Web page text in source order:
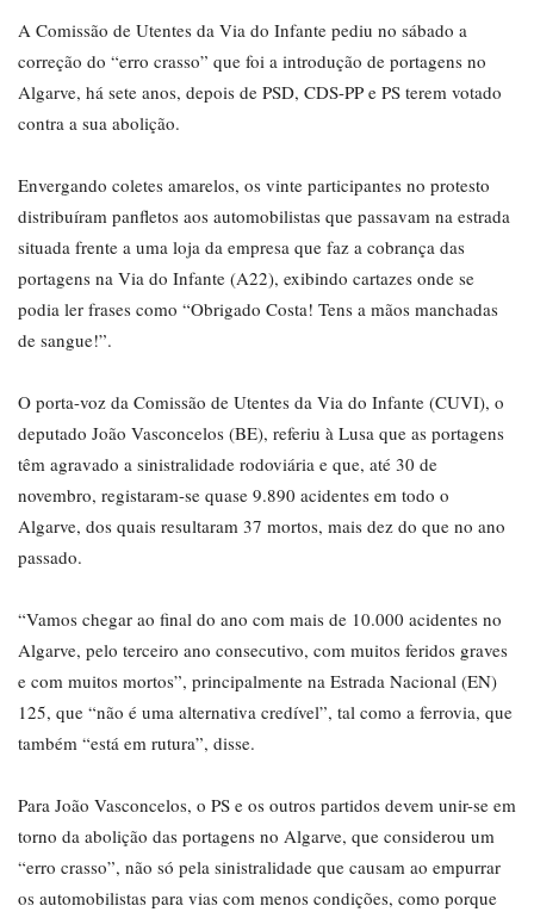
A Comissão de Utentes da Via do Infante pediu no sábado a
correção do “erro crasso” que foi a introdução de portagens no
Algarve, há sete anos, depois de PSD, CDS-PP e PS terem votado
contra a sua abolição.
Envergando coletes amarelos, os vinte participantes no protesto
distribuíram panfletos aos automobilistas que passavam na estrada
situada frente a uma loja da empresa que faz a cobrança das
portagens na Via do Infante (A22), exibindo cartazes onde se
podia ler frases como “Obrigado Costa! Tens a mãos manchadas
de sangue!”.
O porta-voz da Comissão de Utentes da Via do Infante (CUVI), o
deputado João Vasconcelos (BE), referiu à Lusa que as portagens
têm agravado a sinistralidade rodoviária e que, até 30 de
novembro, registaram-se quase 9.890 acidentes em todo o
Algarve, dos quais resultaram 37 mortos, mais dez do que no ano
passado.
“Vamos chegar ao final do ano com mais de 10.000 acidentes no
Algarve, pelo terceiro ano consecutivo, com muitos feridos graves
e com muitos mortos”, principalmente na Estrada Nacional (EN)
125, que “não é uma alternativa credível”, tal como a ferrovia, que
também “está em rutura”, disse.
Para João Vasconcelos, o PS e os outros partidos devem unir-se em
torno da abolição das portagens no Algarve, que considerou um
“erro crasso”, não só pela sinistralidade que causam ao empurrar
os automobilistas para vias com menos condições, como porque